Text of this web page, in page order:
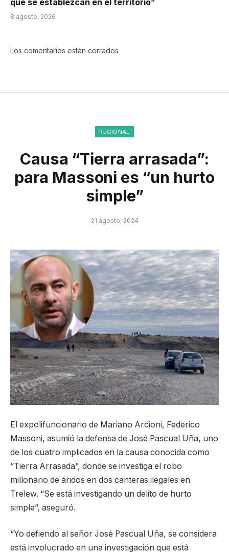
8 agosto, 2026
Los comentarios están cerrados
REGIONAL
Causa “Tierra arrasada”:
para Massoni es “un hurto
simple”
21 agosto, 2024
El expolifuncionario de Mariano Arcioni, Federico
Massoni, asumió la defensa de José Pascual Uña, uno
de los cuatro implicados en la causa conocida como
“Tierra Arrasada”, donde se investiga el robo
millonario de áridos en dos canteras ilegales en
Trelew. “Se está investigando un delito de hurto
simple”, aseguró.
“Yo defiendo al señor José Pascual Uña, se considera
está involucrado en una investigación que está